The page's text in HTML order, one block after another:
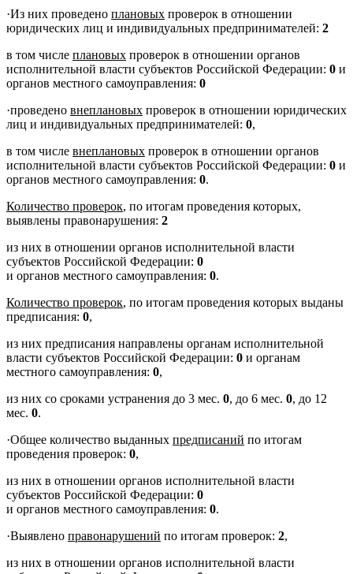
·Из них проведено плановых проверок в отношении
юридических лиц и индивидуальных предпринимателей: 2
в том числе плановых проверок в отношении органов
исполнительной власти субъектов Российской Федерации: 0 и
органов местного самоуправления: 0
·проведено внеплановых проверок в отношении юридических
лиц и индивидуальных предпринимателей: 0,
в том числе внеплановых проверок в отношении органов
исполнительной власти субъектов Российской Федерации: 0 и
органов местного самоуправления: 0.
Количество проверок, по итогам проведения которых,
выявлены правонарушения: 2
из них в отношении органов исполнительной власти
субъектов Российской Федерации: 0
и органов местного самоуправления: 0.
Количество проверок, по итогам проведения которых выданы
предписания: 0,
из них предписания направлены органам исполнительной
власти субъектов Российской Федерации: 0 и органам
местного самоуправления: 0,
из них со сроками устранения до 3 мес. 0, до 6 мес. 0, до 12
мес. 0.
·Общее количество выданных предписаний по итогам
проведения проверок: 0,
из них в отношении органов исполнительной власти
субъектов Российской Федерации: 0
и органов местного самоуправления: 0.
·Выявлено правонарушений по итогам проверок: 2,
из них в отношении органов исполнительной власти